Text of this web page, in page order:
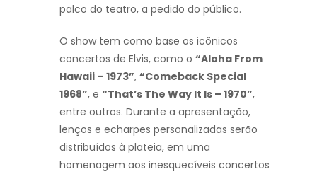
palco do teatro, a pedido do público.
O show tem como base os icônicos
concertos de Elvis, como o “Aloha From
Hawaii – 1973”, “Comeback Special
1968”, e “That’s The Way It Is – 1970”,
entre outros. Durante a apresentação,
lenços e echarpes personalizadas serão
distribuídos à plateia, em uma
homenagem aos inesquecíveis concertos